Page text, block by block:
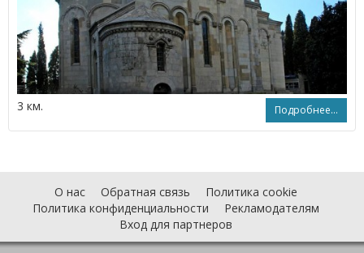
3 км. Подробнее...
О нас Обратная связь
Политика cookie
Политика конфиденциальности
Рекламодателям
Вход для партнеров